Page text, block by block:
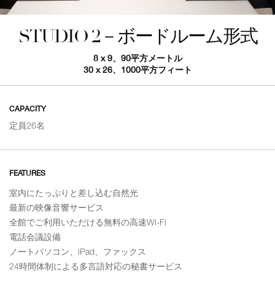
STUDIO 2－ボードルーム形式
8 x 9、90平方メートル
30 x 26、1000平方フィート
CAPACITY
定員26名
FEATURES
室内にたっぷりと差し込む自然光
最新の映像音響サービス
全館でご利用いただける無料の高速Wi-Fi
電話会議設備
ノートパソコン、iPad、ファックス
24時間体制による多言語対応の秘書サービス